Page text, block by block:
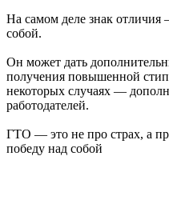
На самом деле знак отличия
собой.
Он может дать
получения повышенной
некоторых случаях —
работодателей.
ГТО — это не про страх, а
победу над собой